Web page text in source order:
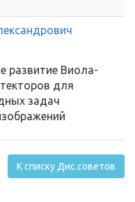
развитие Виола-
для
задач
К списку Дис.советов